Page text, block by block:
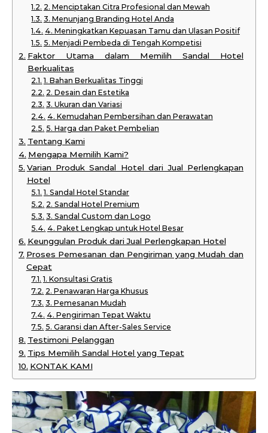
2. Menciptakan Citra Profesional dan Mewah
3. Menunjang Branding Hotel Anda
4. Meningkatkan Kepuasan Tamu dan Ulasan Positif
5. Menjadi Pembeda di Tengah Kompetisi
Faktor Utama dalam Memilih Sandal Hotel
Berkualitas
1. Bahan Berkualitas Tinggi
2. Desain dan Estetika
3. Ukuran dan Variasi
4. Kemudahan Pembersihan dan Perawatan
5. Harga dan Paket Pembelian
Tentang Kami
Mengapa Memilih Kami?
Varian Produk Sandal Hotel dari Jual Perlengkapan
Hotel
1. Sandal Hotel Standar
2. Sandal Hotel Premium
3. Sandal Custom dan Logo
4. Paket Lengkap untuk Hotel Besar
Keunggulan Produk dari Jual Perlengkapan Hotel
Proses Pemesanan dan Pengiriman yang Mudah dan
Cepat
1. Konsultasi Gratis
2. Penawaran Harga Khusus
3. Pemesanan Mudah
4. Pengiriman Tepat Waktu
5. Garansi dan After-Sales Service
Testimoni Pelanggan
Tips Memilih Sandal Hotel yang Tepat
KONTAK KAMI